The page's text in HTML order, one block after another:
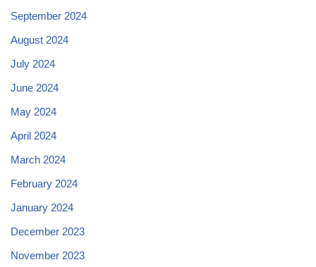
September 2024
August 2024
July 2024
June 2024
May 2024
April 2024
March 2024
February 2024
January 2024
December 2023
November 2023